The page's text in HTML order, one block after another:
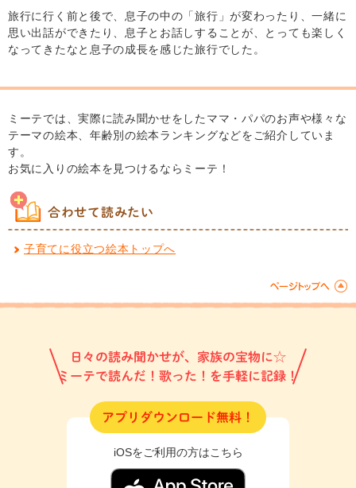
旅行に行く前と後で、息子の中の「旅行」が変わったり、一緒に
思い出話ができたり、息子とお話しすることが、とっても楽しく
なってきたなと息子の成長を感じた旅行でした。
ミーテでは、実際に読み聞かせをしたママ・パパのお声や様々な
テーマの絵本、年齢別の絵本ランキングなどをご紹介していま
す。
お気に入りの絵本を見つけるならミーテ！
合わせて読みたい
子育てに役立つ絵本トップへ
日々の読み聞かせが、家族の宝物に☆
ミーテで読んだ！歌った！を手軽に記録！
アプリダウンロード無料！
iOSをご利用の方はこちら